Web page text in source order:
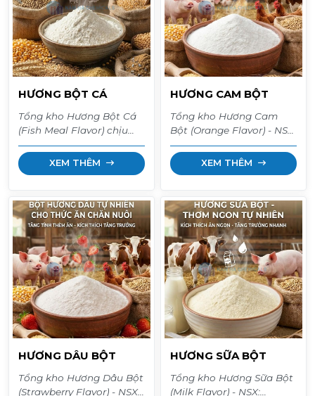
HƯƠNG BỘT CÁ
Tổng kho Hương Bột Cá
(Fish Meal Flavor) chịu
nhiệt. Phụ gia tạo mùi
tanh cá đặc trưng, kích
thích tôm cá bắt mồi,
át mùi thuốc. Hàng
thùng 20kg giá sỉ. Giao
hàng toàn quốc.
XEM THÊM
HƯƠNG CAM BỘT
Tổng kho Hương Cam
Bột (Orange Flavor) - NSX:
Luctarom, nhập khẩu Tây
Ban Nha. Phụ gia thức ăn
chăn nuôi chịu nhiệt, mùi
heo/gà ăn nhiều, át mùi
thuốc. Hàng bao 25kg giá
sỉ. Giao hàng toàn quốc.
XEM THÊM
HƯƠNG DÂU BỘT
Tổng kho Hương Dâu Bột
(Strawberry Flavor) - NSX:
HƯƠNG SỮA BỘT
Tổng kho Hương Sữa Bột
(Milk Flavor) - NSX: